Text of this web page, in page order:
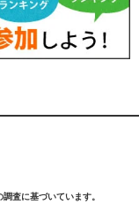
査に基づいています。